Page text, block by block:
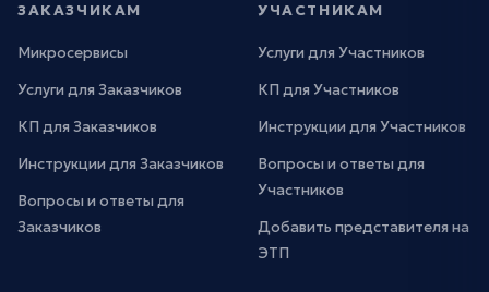
ЗАКАЗЧИКАМ
Микросервисы
Услуги для Заказчиков
КП для Заказчиков
Инструкции для Заказчиков
Вопросы и ответы для
Заказчиков
УЧАСТНИКАМ
Услуги для Участников
КП для Участников
Инструкции для Участников
Вопросы и ответы для
Участников
Добавить представителя на
ЭТП